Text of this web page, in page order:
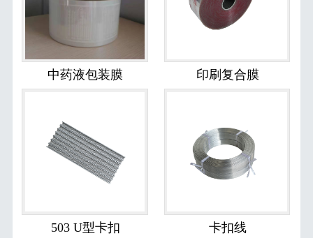
中药液包装膜 印刷复合膜
503 U型卡扣
卡扣线